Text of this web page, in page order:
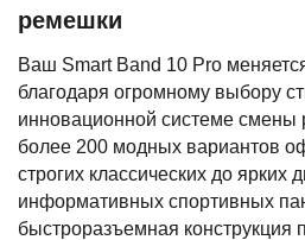
ремешки
Ваш Smart Band 10 Pro
благодаря огромному выбору
инновационной системе смены
более 200 модных вариантов
строгих классических до ярких
информативных спортивных
быстроразъемная конструкция